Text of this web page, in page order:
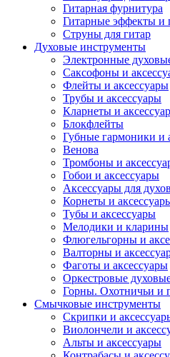
Гитарная фурнитура
Гитарные эффекты и
Струны для гитар
Духовые инструменты
Электронные
Саксофоны и
Флейты и аксессуары
Трубы и аксессуары
Кларнеты и
Блокфлейты
Губные гармоники и
Венова
Тромбоны и
Гобои и аксессуары
Аксессуары для
Корнеты и
Тубы и аксессуары
Мелодики и кларины
Флюгельгорны и
Валторны и
Фаготы и аксессуары
Оркестровые
Горны. Охотничьи и
Смычковые инструменты
Скрипки и
Виолончели и
Альты и аксессуары